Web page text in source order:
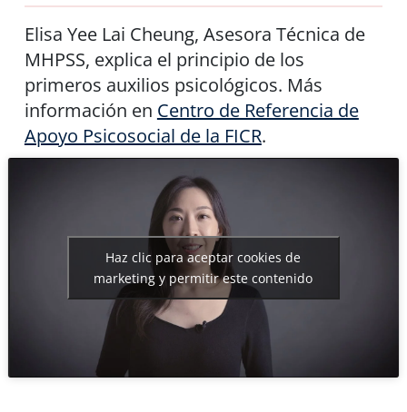
Elisa Yee Lai Cheung, Asesora Técnica de
MHPSS, explica el principio de los
primeros auxilios psicológicos. Más
información en Centro de Referencia de
Apoyo Psicosocial de la FICR.
Haz clic para aceptar cookies de
marketing y permitir este contenido